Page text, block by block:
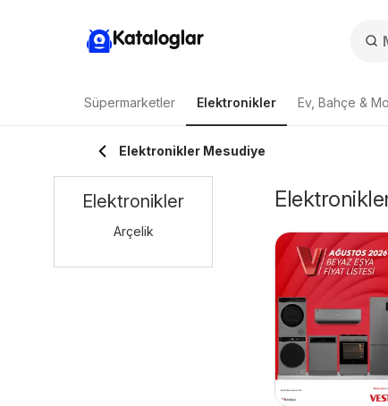
Kataloglar
Süpermarketler Elektronikler Ev, Bahçe &
Elektronikler Mesudiye
Elektronikler
Arçelik